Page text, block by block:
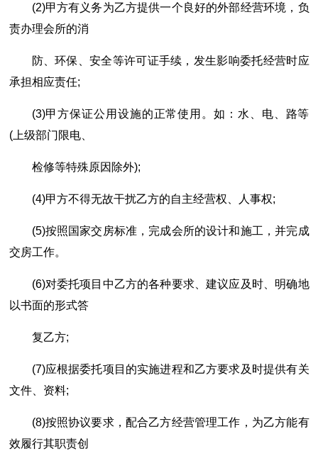
(2)甲方有义务为乙方提供一个良好的外部经营环境，负
责办理会所的消
防、环保、安全等许可证手续，发生影响委托经营时应
承担相应责任;
(3)甲方保证公用设施的正常使用。如：水、电、路等
(上级部门限电、
检修等特殊原因除外);
(4)甲方不得无故干扰乙方的自主经营权、人事权;
(5)按照国家交房标准，完成会所的设计和施工，并完成
交房工作。
(6)对委托项目中乙方的各种要求、建议应及时、明确地
以书面的形式答
复乙方;
(7)应根据委托项目的实施进程和乙方要求及时提供有关
文件、资料;
(8)按照协议要求，配合乙方经营管理工作，为乙方能有
效履行其职责创